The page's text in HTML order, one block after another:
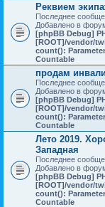
Реквием
Последнее
Добавлено в
[phpBB Debug]
[ROOT]/vendor/
count():
Countable
продам
Последнее
Добавлено в
[phpBB Debug]
[ROOT]/vendor/
count():
Countable
Лето 2019.
Западная
Последнее
Добавлено в
[phpBB Debug]
[ROOT]/vendor/
count():
Countable